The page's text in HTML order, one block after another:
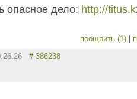
опасное дело: http://
поощрить (1)
# 386238